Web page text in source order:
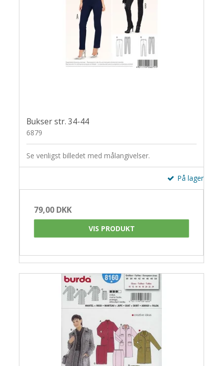
Bukser str. 34-44
6879
Se venligst billedet med målangivelser.
På lager
79,00 DKK
VIS PRODUKT